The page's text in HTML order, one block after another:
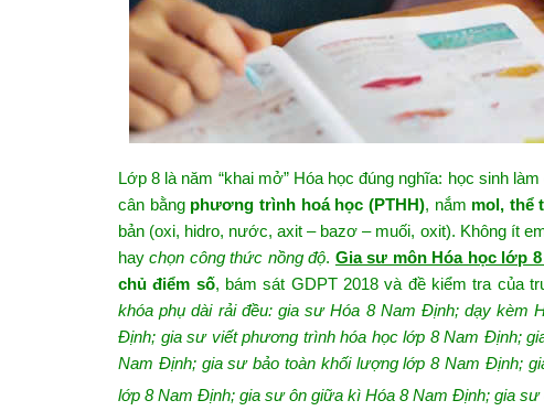
Lớp 8 là năm “khai mở” Hóa học đúng nghĩa: học sinh làm
cân bằng phương trình hoá học (PTHH), nắm mol, thể
bản (oxi, hidro, nước, axit – bazơ – muối, oxit). Không ít
haychọn công thức nồng độ. Gia sư môn Hóa học lớp
chủ điểm số, bám sát GDPT 2018 và đề kiểm tra của
khóa phụ dài rải đều: gia sư Hóa 8 Nam Định; dạy kèm
Định; gia sư viết phương trình hóa học lớp 8 Nam Định;
Nam Định; gia sư bảo toàn khối lượng lớp 8 Nam Định;
lớp 8 Nam Định; gia sư ôn giữa kì Hóa 8 Nam Định; gia